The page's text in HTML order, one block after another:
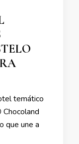
temático
que une a